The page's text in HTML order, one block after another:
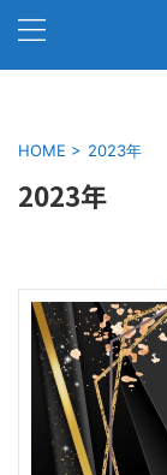
HOME > 2023年
2023年